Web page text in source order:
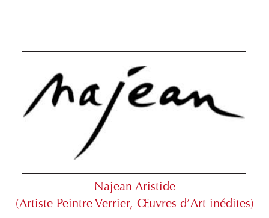
Najean Aristide
(Artiste Peintre Verrier, Œuvres d’Art inédites)